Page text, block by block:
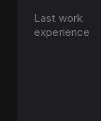
Last work
experience